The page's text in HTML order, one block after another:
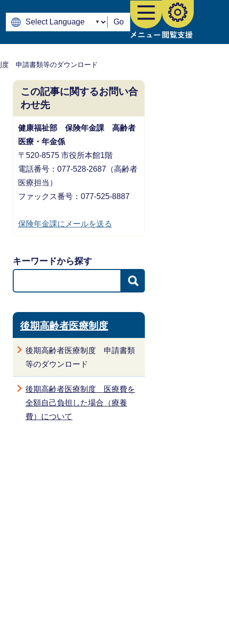
Go
度 申請書類等のダウンロード
この記事に関するお問い合
わせ先
健康福祉部 保険年金課 高齢者
医療・年金係
〒520-8575 市役所本館1階
電話番号：077-528-2687（高齢者
医療担当）
ファックス番号：077-525-8887
保険年金課にメールを送る
キーワードから探す
後期高齢者医療制度
後期高齢者医療制度 申請書類
等のダウンロード
後期高齢者医療制度 医療費を
全額自己負担した場合（療養
費）について